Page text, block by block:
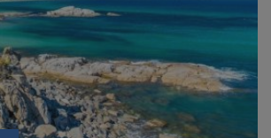
necessari consentono
del sito Web principale come l'accesso
e la gestione dell'account. Il sito Web
utilizzato correttamente senza i
necessari.
Provider/ Dominio
Scadenza
PHP.net
www.latuacasainsardegna.com